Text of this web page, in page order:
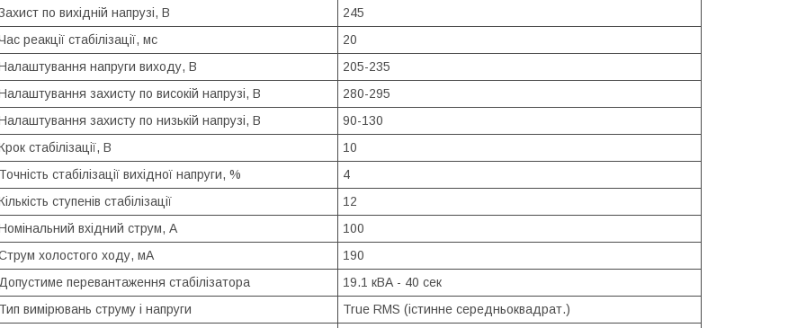
по вихідній напрузі, В
245
реакції стабілізації, мс
20
напруги виходу, В
205-235
захисту по високій напрузі, В
280-295
захисту по низькій напрузі, В
90-130
стабілізації, В
10
стабілізації вихідної напруги, %
4
ступенів стабілізації
12
вхідний струм, А
100
холостого ходу, мА
190
перевантаження стабілізатора
19.1 кВА - 40 сек
вимірювань струму і напруги
True RMS (істинне середньоквадрат.)